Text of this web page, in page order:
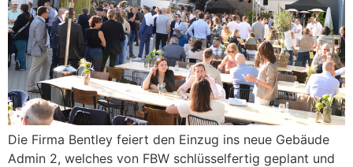
Die Firma Bentley feiert den Einzug ins neue Gebäude
Admin 2, welches von FBW schlüsselfertig geplant und